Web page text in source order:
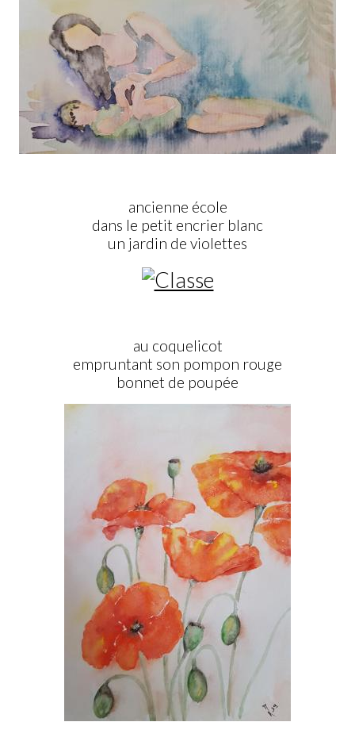
ancienne école
dans le petit encrier blanc
un jardin de violettes
au coquelicot
empruntant son pompon rouge
bonnet de poupée